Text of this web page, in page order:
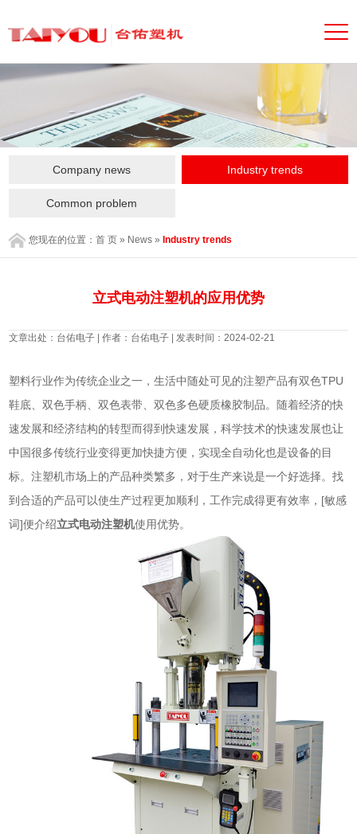
Company news Industry trends
Common problem
您现在的位置：首 页 » News »Industry trends
立式电动注塑机的应用优势
文章出处：台佑电子 | 作者：台佑电子 | 发表时间：2024-02-21
塑料行业作为传统企业之一，生活中随处可见的注塑产品有双色TPU
鞋底、双色手柄、双色表带、双色多色硬质橡胶制品。随着经济的快
速发展和经济结构的转型而得到快速发展，科学技术的快速发展也让
中国很多传统行业变得更加快捷方便，实现全自动化也是设备的目
标。注塑机市场上的产品种类繁多，对于生产来说是一个好选择。找
到合适的产品可以使生产过程更加顺利，工作完成得更有效率，[敏感
词]便介绍立式电动注塑机使用优势。